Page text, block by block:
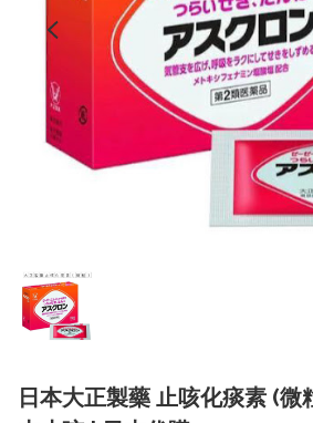
日本大正製藥 止咳化痰素 (微